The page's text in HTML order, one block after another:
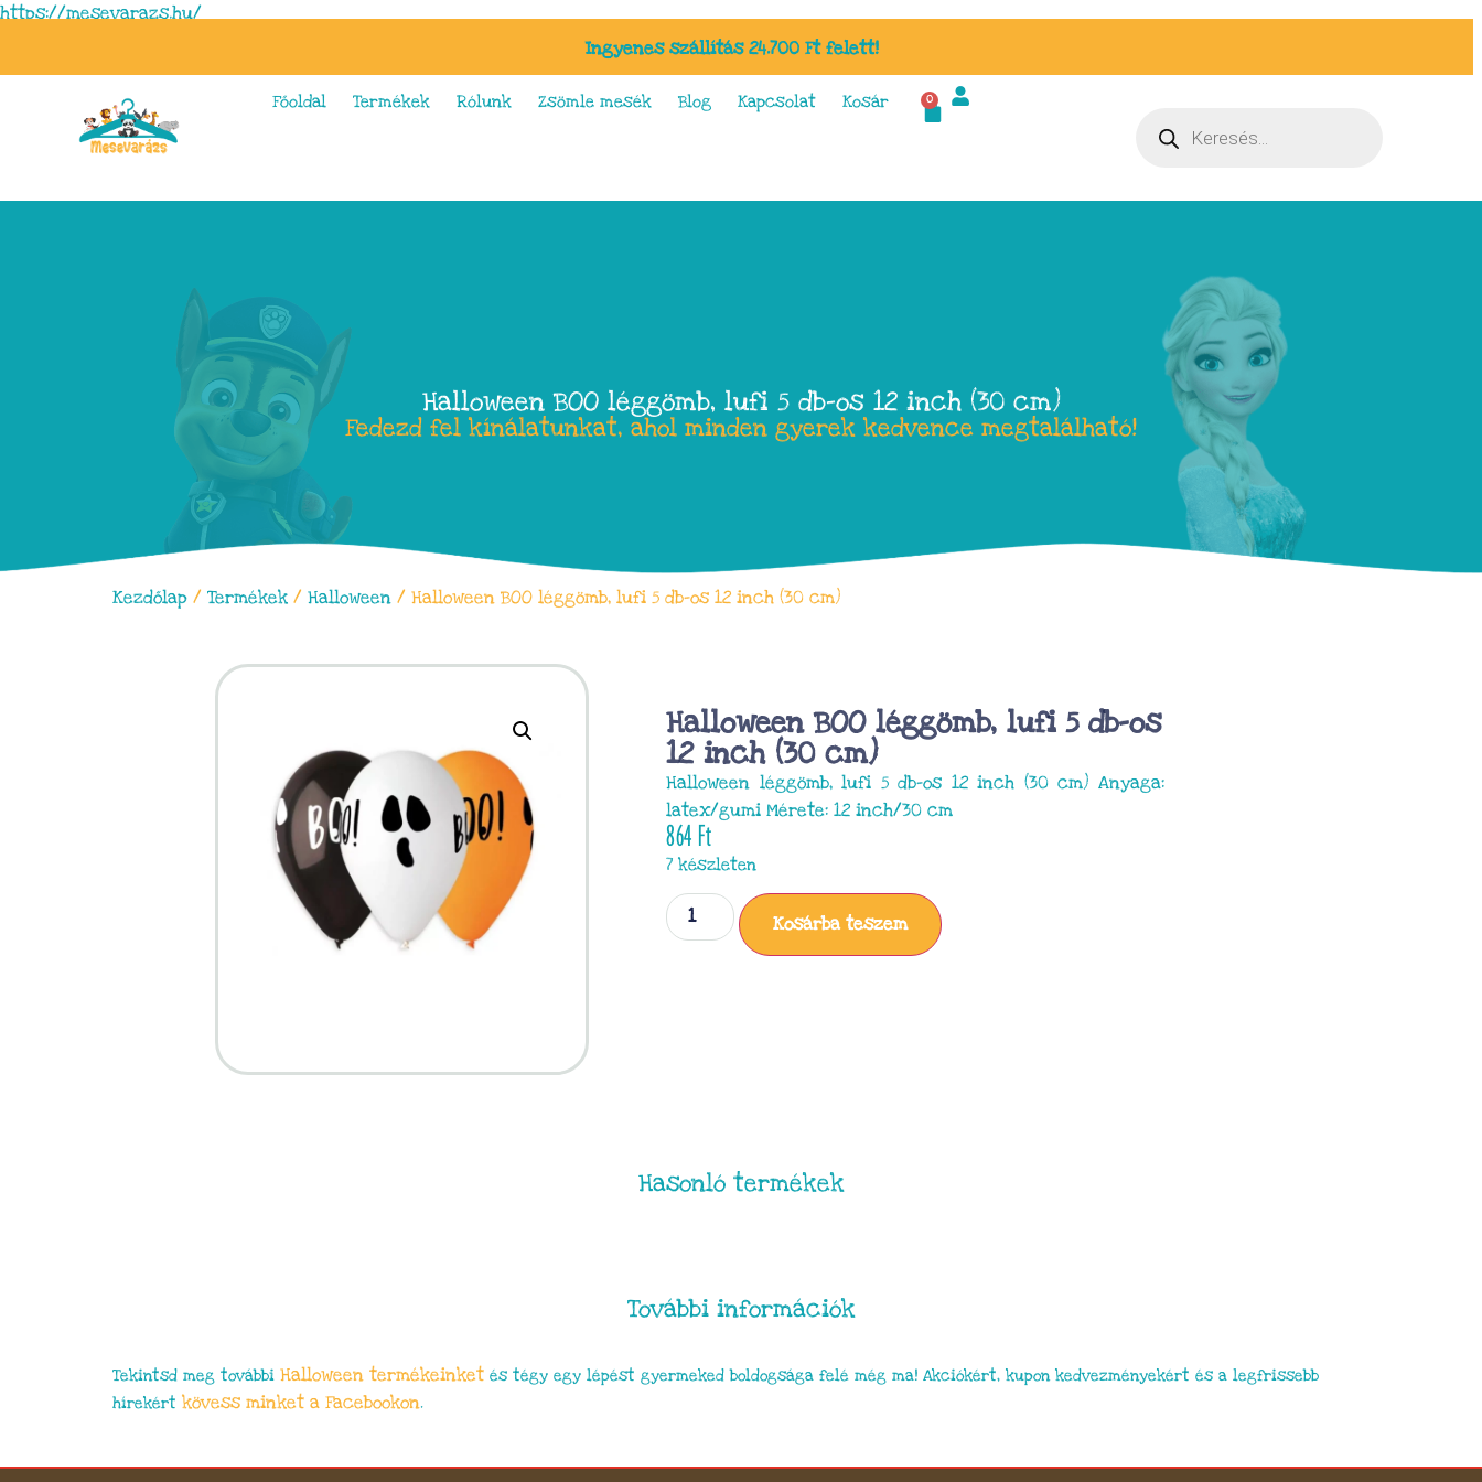
https://mesevarazs.hu/
Ingyenes szállítás 24.700 Ft felett!
Főoldal Termékek Rólunk Zsömle mesék Blog Kapcsolat Kosár 0
Halloween BOO léggömb, lufi 5 db-os 12 inch (30 cm)
Fedezd fel kínálatunkat, ahol minden gyerek kedvence megtalálható!
Kezdőlap / Termékek / Halloween / Halloween BOO léggömb, lufi 5 db-os 12 inch (30 cm)
Halloween BOO léggömb, lufi 5 db-os
12 inch (30 cm)
Halloween léggömb, lufi 5 db-os 12 inch (30 cm) Anyaga:
latex/gumi Mérete: 12 inch/30 cm
864Ft
7 készleten
Kosárba teszem
Hasonló termékek
További információk
Tekintsd meg további Halloween termékeinket és tégy egy lépést gyermeked boldogsága felé még ma! Akciókért, kupon kedvezményekért és a legfrissebb
hírekért kövess minket a Facebookon.